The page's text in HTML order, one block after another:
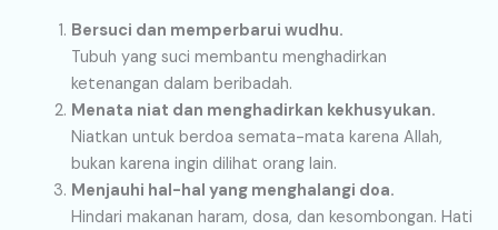
Bersuci dan memperbarui wudhu.
Tubuh yang suci membantu menghadirkan
ketenangan dalam beribadah.
Menata niat dan menghadirkan kekhusyukan.
Niatkan untuk berdoa semata-mata karena Allah,
bukan karena ingin dilihat orang lain.
Menjauhi hal-hal yang menghalangi doa.
Hindari makanan haram, dosa, dan kesombongan. Hati